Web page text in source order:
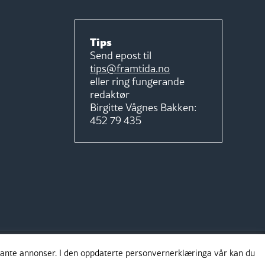
Tips
Send epost til
tips@framtida.no
eller ring fungerande
redaktør
Birgitte Vågnes Bakken:
452 79 435
annonser. I den oppdaterte personvernerklæringa vår kan du